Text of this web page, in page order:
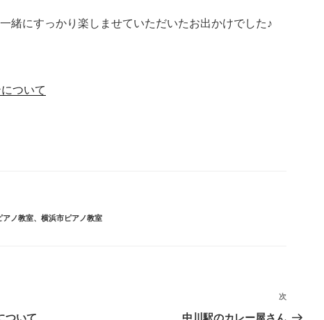
緒にすっかり楽しませていただいたお出かけでした♪
ついて
アノ教室、 横浜市ピアノ教室
ついて
次
の
次
中川駅のカレー屋さん